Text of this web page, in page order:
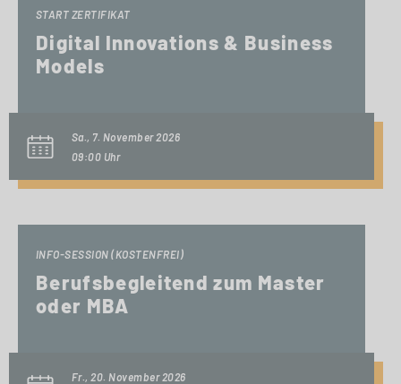
START ZERTIFIKAT
Digital Innovations & Business
Models
Sa., 7. November 2026
09:00 Uhr
INFO-SESSION (KOSTENFREI)
Berufsbegleitend zum Master
oder MBA
Fr., 20. November 2026